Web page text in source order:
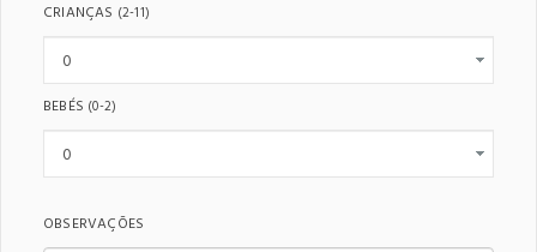
CRIANÇAS (2-11)
BEBÉS (0-2)
OBSERVAÇÕES